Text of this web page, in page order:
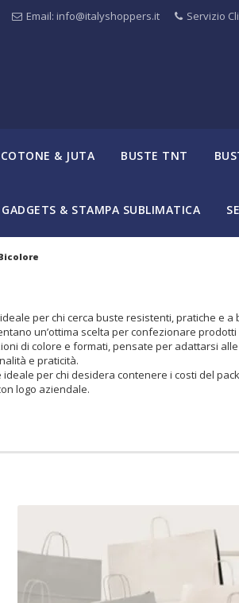
Email: info@italyshoppers.it Servizio
& JUTA BUSTE TNT
GADGETS & STAMPA SUBLIMATICA
per chi cerca buste resistenti, pratiche e
un’ottima scelta per confezionare
di colore e formati, pensate per adattarsi
e praticità.
per chi desidera contenere i costi del
logo aziendale.